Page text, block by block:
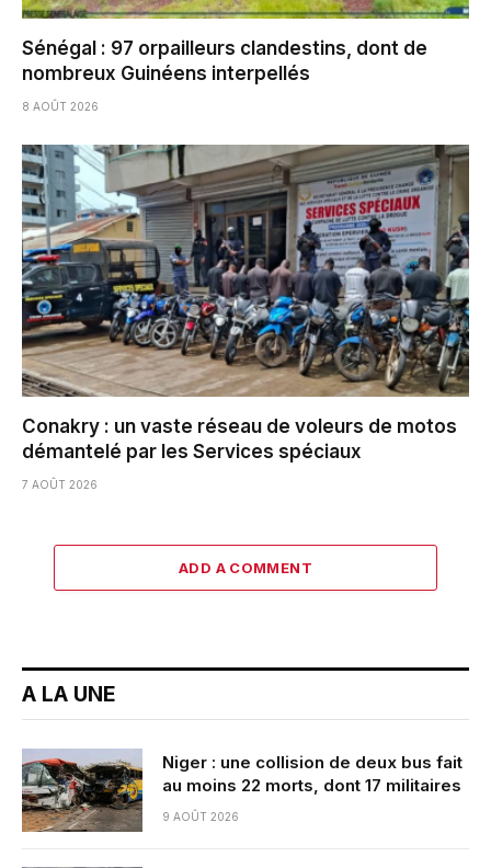
Sénégal : 97 orpailleurs clandestins, dont de
nombreux Guinéens interpellés
8 AOÛT 2026
Conakry : un vaste réseau de voleurs de motos
démantelé par les Services spéciaux
7 AOÛT 2026
ADD A COMMENT
A LA UNE
Niger : une collision de deux bus fait
au moins 22 morts, dont 17 militaires
9 AOÛT 2026